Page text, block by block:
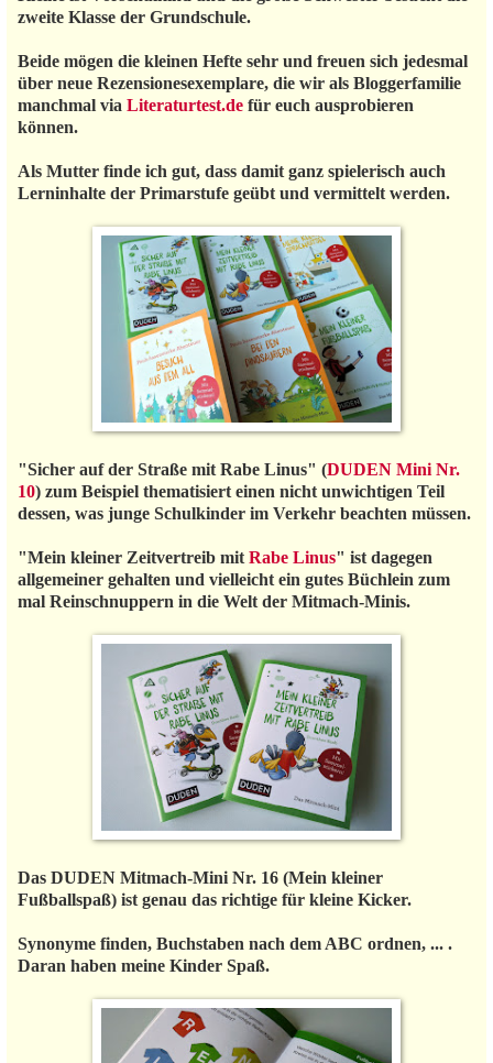
zweite Klasse der Grundschule.
Beide mögen die kleinen Hefte sehr und freuen sich jedesmal
über neue Rezensionesexemplare, die wir als Bloggerfamilie
manchmal via Literaturtest.de für euch ausprobieren
können.
Als Mutter finde ich gut, dass damit ganz spielerisch auch
Lerninhalte der Primarstufe geübt und vermittelt werden.
"Sicher auf der Straße mit Rabe Linus" (DUDEN Mini Nr.
10) zum Beispiel thematisiert einen nicht unwichtigen Teil
dessen, was junge Schulkinder im Verkehr beachten müssen.
"Mein kleiner Zeitvertreib mit Rabe Linus" ist dagegen
allgemeiner gehalten und vielleicht ein gutes Büchlein zum
mal Reinschnuppern in die Welt der Mitmach-Minis.
Das DUDEN Mitmach-Mini Nr. 16 (Mein kleiner
Fußballspaß) ist genau das richtige für kleine Kicker.
Synonyme finden, Buchstaben nach dem ABC ordnen, ... .
Daran haben meine Kinder Spaß.